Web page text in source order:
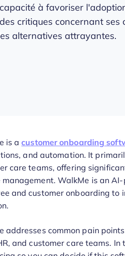
à favoriser
critiques concernant ses
alternatives attrayantes.
is acustomer onboarding
and automation. It
care teams, offering
management. WalkMe is an
and customer onboarding
addresses common pain
and customer care teams.